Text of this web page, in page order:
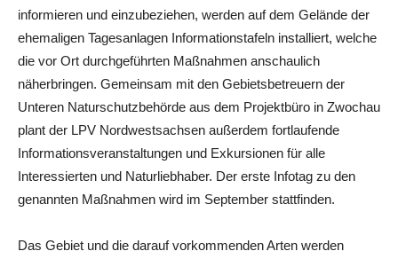
informieren und einzubeziehen, werden auf dem Gelände der
ehemaligen Tagesanlagen Informationstafeln installiert, welche
die vor Ort durchgeführten Maßnahmen anschaulich
näherbringen. Gemeinsam mit den Gebietsbetreuern der
Unteren Naturschutzbehörde aus dem Projektbüro in Zwochau
plant der LPV Nordwestsachsen außerdem fortlaufende
Informationsveranstaltungen und Exkursionen für alle
Interessierten und Naturliebhaber. Der erste Infotag zu den
genannten Maßnahmen wird im September stattfinden.
Das Gebiet und die darauf vorkommenden Arten werden